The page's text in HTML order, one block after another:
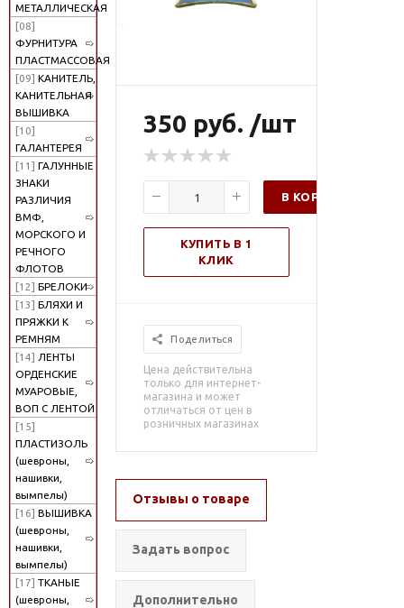
МЕТАЛЛИЧЕСКАЯ
[08]
ФУРНИТУРА
ПЛАСТМАССОВАЯ
[09] КАНИТЕЛЬ,
КАНИТЕЛЬНАЯ
ВЫШИВКА
[10]
ГАЛАНТЕРЕЯ
[11] ГАЛУННЫЕ
ЗНАКИ
РАЗЛИЧИЯ
ВМФ,
МОРСКОГО И
РЕЧНОГО
ФЛОТОВ
[12] БРЕЛОКИ
[13] БЛЯХИ И
ПРЯЖКИ К
РЕМНЯМ
[14] ЛЕНТЫ
ОРДЕНСКИЕ
МУАРОВЫЕ,
ВОП С ЛЕНТОЙ
[15]
ПЛАСТИЗОЛЬ
(шевроны,
нашивки,
вымпелы)
[16] ВЫШИВКА
(шевроны,
нашивки,
вымпелы)
[17] ТКАНЫЕ
(шевроны,
350 руб. /шт
В КОРЗИНУ
КУПИТЬ В 1
КЛИК
Поделиться
Цена действительна
только для интернет-
магазина и может
отличаться от цен в
розничных магазинах
Отзывы о товаре
Задать вопрос
Дополнительно